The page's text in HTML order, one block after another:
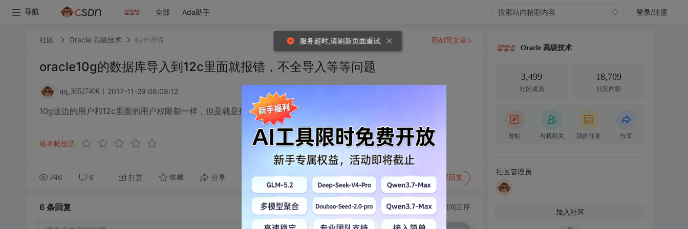
导航 全部 Ada助手 登录/注册
社区 Oracle 高级技术 帖子详情
oracle10g的数据库导入到12c里面就报错，不全导入等等问题
qq_36527406 2017-11-29 06:08:12
10g这边的用户和12c里面的用户权限都一样，但是就是报权限不足，来个吊大的给我解决下！！！！
给本帖投票
746 6 打赏 收藏 分享 转发到动态 举报 写回复
用AI写文章
6 条回复 切换为时间正序
Oracle 高级技术
3,499
社区成员
18,709
社区内容
发帖 与我相关 我的任务 分享
社区管理员
加入社区
服务超时,请刷新页面重试